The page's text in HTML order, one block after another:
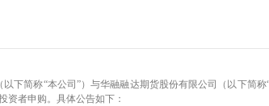
下简称“本公司”）与华融融达期货股份有限公司（以下简称
资者申购。具体公告如下：